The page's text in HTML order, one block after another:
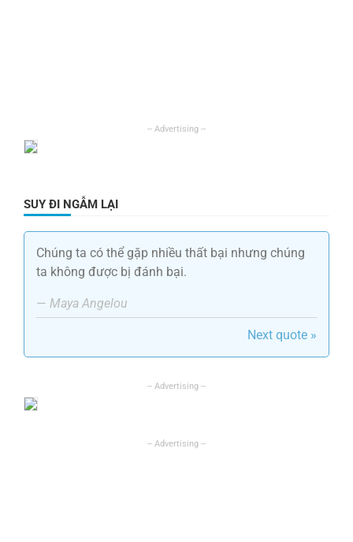
SUY ĐI NGẪM LẠI
Chúng ta có thể gặp nhiều thất bại nhưng chúng
ta không được bị đánh bại.
— Maya Angelou
Next quote »